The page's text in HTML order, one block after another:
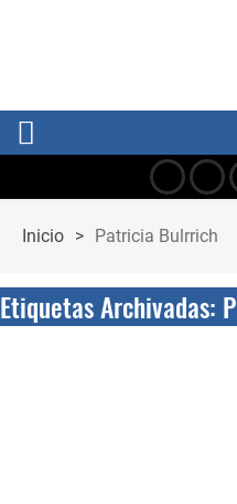
Inicio > Patricia Bulrrich
Etiquetas Archivadas: